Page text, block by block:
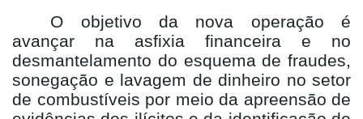
O objetivo da nova operação é
avançar na asfixia financeira e no
desmantelamento do esquema de fraudes,
sonegação e lavagem de dinheiro no setor
de combustíveis por meio da apreensão de